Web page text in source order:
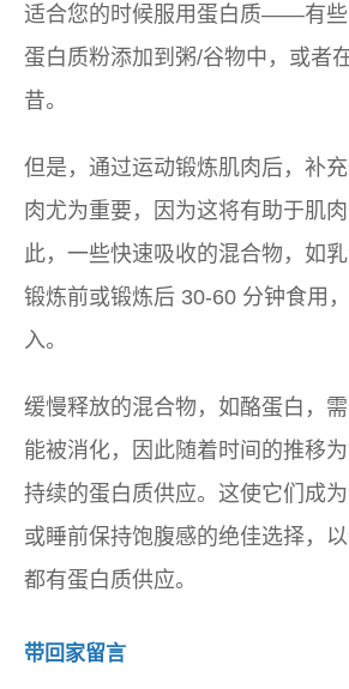
适合您的时候服用蛋白质——有些
蛋白质粉添加到粥/谷物中，或者
昔。
但是，通过运动锻炼肌肉后，补
肉尤为重要，因为这将有助于肌
此，一些快速吸收的混合物，如
锻炼前或锻炼后 30-60 分钟食用
入。
缓慢释放的混合物，如酪蛋白，
能被消化，因此随着时间的推移
持续的蛋白质供应。这使它们成
或睡前保持饱腹感的绝佳选择，
都有蛋白质供应。
带回家留言